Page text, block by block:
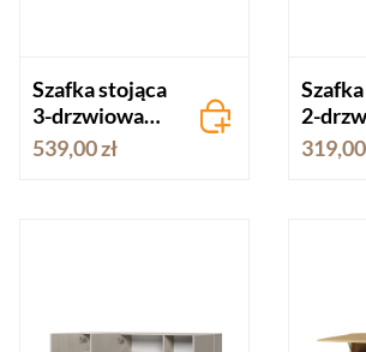
Szafka stojąca
3-drzwiowa
TEEN FLEX
539,00 zł
2-
TEEN
319,00